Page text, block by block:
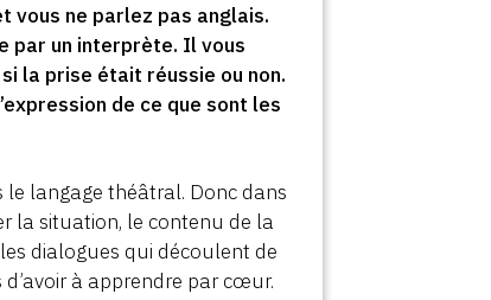
vous ne parlez pas anglais.
par un interprète. Il vous
la prise était réussie ou non.
de ce que sont les
le langage théâtral. Donc dans
la situation, le contenu de la
dialogues qui découlent de
à apprendre par cœur.